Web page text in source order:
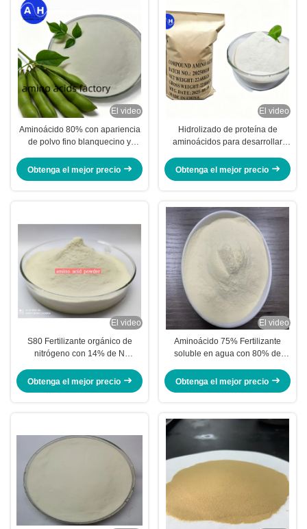
El video
Aminoácido 80% con apariencia
de polvo fino blanquecino y
para una nutrición eficaz de los
cultivos
Obtenga el mejor precio
El video
Hidrolizado de proteína de
aminoácidos para desarrollar
Obtenga el mejor precio
El video
S80 Fertilizante orgánico de
nitrógeno con 14% de N
aminoácidos totales para mejorar
el crecimiento de las plantas
Obtenga el mejor precio
El video
Aminoácido 75% Fertilizante
soluble en agua con 80% de
nitrógeno y 100% de solubilidad
Obtenga el mejor precio